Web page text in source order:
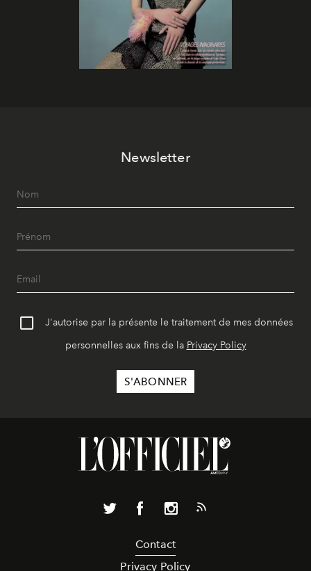
Newsletter
J'autorise par la présente le traitement de mes données
personnelles aux fins de la Privacy Policy
Contact
Privacy Policy